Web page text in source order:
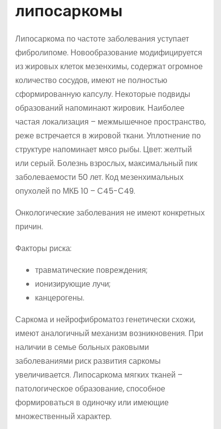
липосаркомы
Липосаркома по частоте заболевания уступает
фибролипоме. Новообразование модифицируется
из жировых клеток мезенхимы, содержат огромное
количество сосудов, имеют не полностью
сформированную капсулу. Некоторые подвиды
образований напоминают жировик. Наиболее
частая локализация – межмышечное пространство,
реже встречается в жировой ткани. Уплотнение по
структуре напоминает мясо рыбы. Цвет: желтый
или серый. Болезнь взрослых, максимальный пик
заболеваемости 50 лет. Код мезенхимальных
опухолей по МКБ 10 – С45-С49.
Онкологические заболевания не имеют конкретных
причин.
Факторы риска:
травматические повреждения;
ионизирующие лучи;
канцерогены.
Саркома и нейрофиброматоз генетически схожи,
имеют аналогичный механизм возникновения. При
наличии в семье больных раковыми
заболеваниями риск развития саркомы
увеличивается. Липосаркома мягких тканей –
патологическое образование, способное
формироваться в одиночку или имеющие
множественный характер.